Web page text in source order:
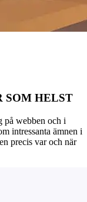
SOM HELST
på webben och i
intressanta ämnen i
precis var och när